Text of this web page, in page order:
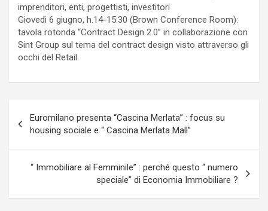
imprenditori, enti, progettisti, investitori
Giovedì 6 giugno, h.14-15:30 (Brown Conference Room):
tavola rotonda “Contract Design 2.0” in collaborazione con
Sint Group sul tema del contract design visto attraverso gli
occhi del Retail.
articoli
Euromilano presenta “Cascina Merlata” : focus su
housing sociale e “ Cascina Merlata Mall”
“ Immobiliare al Femminile” : perché questo “ numero
speciale” di Economia Immobiliare ?